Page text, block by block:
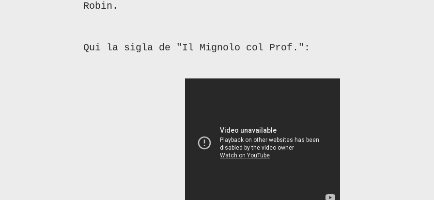
Robin.
Qui la sigla de "Il Mignolo col Prof.":